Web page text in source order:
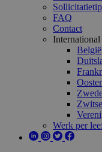
FAQ
Contact
International
België
Werk per